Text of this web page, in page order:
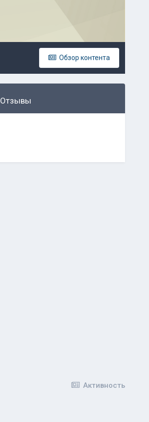
Обзор контента
Отзывы
Активность